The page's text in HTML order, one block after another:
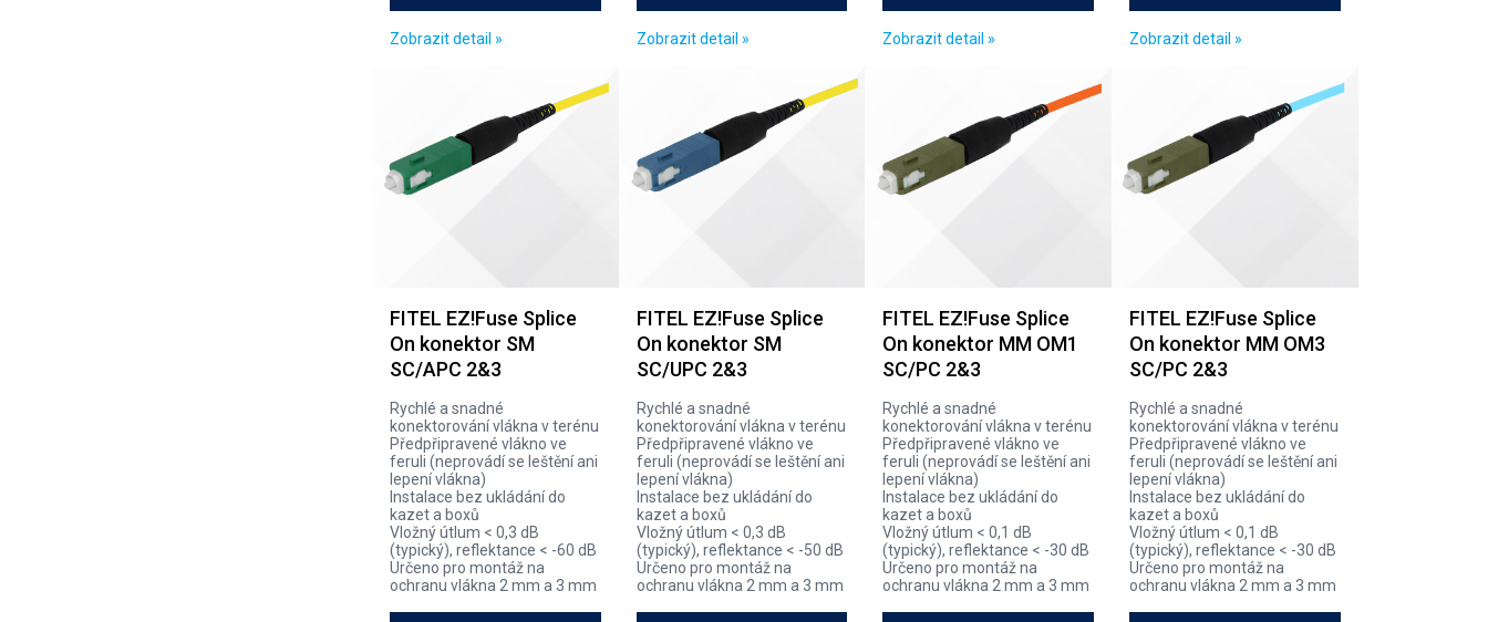
Zobrazit detail » Zobrazit detail » Zobrazit detail » Zobrazit detail »
FITEL EZ!Fuse Splice
On konektor SM
SC/APC 2&3
Rychlé a snadné
konektorování vlákna v terénu
Předpřipravené vlákno ve
feruli (neprovádí se leštění ani
lepení vlákna)
Instalace bez ukládání do
kazet a boxů
Vložný útlum < 0,3 dB
(typický), reflektance < -60 dB
Určeno pro montáž na
ochranu vlákna 2 mm a 3 mm
FITEL EZ!Fuse Splice
On konektor SM
SC/UPC 2&3
Rychlé a snadné
konektorování vlákna v terénu
Předpřipravené vlákno ve
feruli (neprovádí se leštění ani
lepení vlákna)
Instalace bez ukládání do
kazet a boxů
Vložný útlum < 0,3 dB
(typický), reflektance < -50 dB
Určeno pro montáž na
ochranu vlákna 2 mm a 3 mm
FITEL EZ!Fuse Splice
On konektor MM OM1
SC/PC 2&3
Rychlé a snadné
konektorování vlákna v terénu
Předpřipravené vlákno ve
feruli (neprovádí se leštění ani
lepení vlákna)
Instalace bez ukládání do
kazet a boxů
Vložný útlum < 0,1 dB
(typický), reflektance < -30 dB
Určeno pro montáž na
ochranu vlákna 2 mm a 3 mm
FITEL EZ!Fuse Splice
On konektor MM OM3
SC/PC 2&3
Rychlé a snadné
konektorování vlákna v terénu
Předpřipravené vlákno ve
feruli (neprovádí se leštění ani
lepení vlákna)
Instalace bez ukládání do
kazet a boxů
Vložný útlum < 0,1 dB
(typický), reflektance < -30 dB
Určeno pro montáž na
ochranu vlákna 2 mm a 3 mm